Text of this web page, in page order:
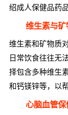
绍成人保健品药
维生素与矿
维生素和矿物质
日常饮食往往无
择包含多种维生
和钙镁锌等，以
心脑血管保